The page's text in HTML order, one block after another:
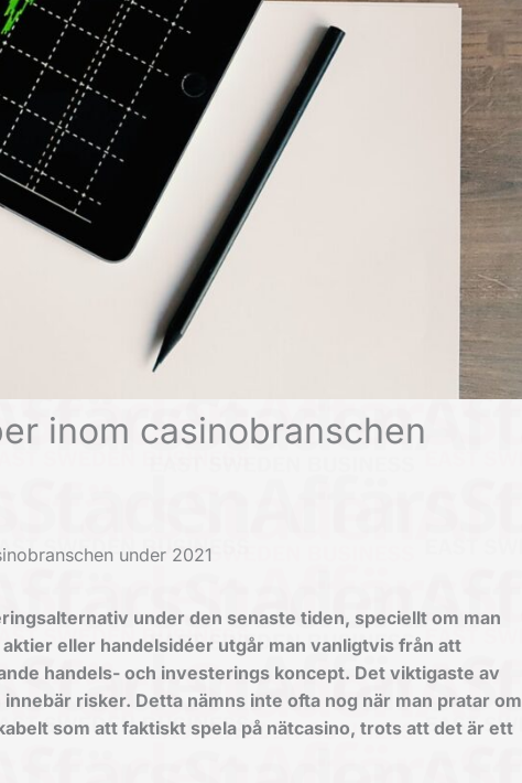
inom casinobranschen
under 2021
under den senaste tiden, speciellt om man
eller handelsidéer utgår man vanligtvis från att
handels- och investerings koncept. Det viktigaste av
risker. Detta nämns inte ofta nog när man pratar om
som att faktiskt spela på nätcasino, trots att det är ett